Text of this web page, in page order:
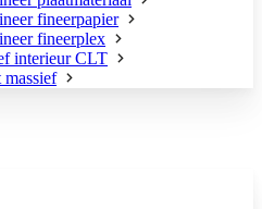
fineerpapier
fineerplex
interieur CLT
massief